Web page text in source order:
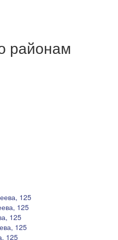
районам
125
125
125
125
125